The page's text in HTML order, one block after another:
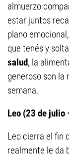
almuerzo
estar juntos
plano
que tenés y
salud, la
generoso son
semana.
Leo (23 de julio
Leo cierra el fin
realmente le da